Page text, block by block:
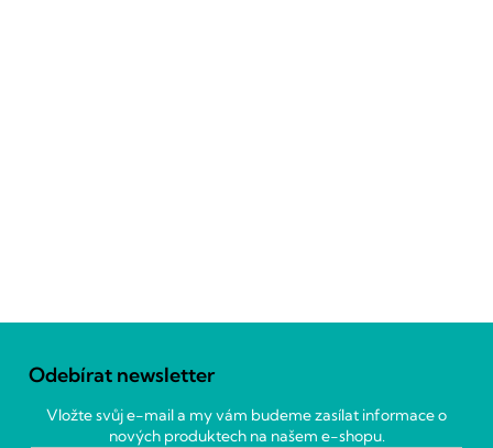
Odebírat newsletter
Vložte svůj e-mail a my vám budeme zasílat informace o
nových produktech na našem e-shopu.